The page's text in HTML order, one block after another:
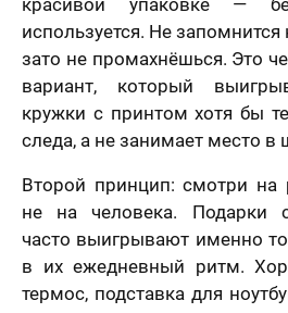
используется. Не
зато не промахнёшься. Это
вариант, который
кружки с принтом хотя бы
следа, а не занимает место в
Второй принцип: смотри на
не на человека. Подарки
часто выигрывают именно
в их ежедневный ритм.
термос, подставка для
Вашего
Ваше имя
К какому поводу
картину?
Ответьте на вопросы и
вашего портрета
Вам
нужен
подарок?
Ответьте
вопросы
узнайте
стоимость
вашего
контакты,
цену и
Вам в
15 минут.
телефона
на
Ваша оценка*
Ваш Отзыв*